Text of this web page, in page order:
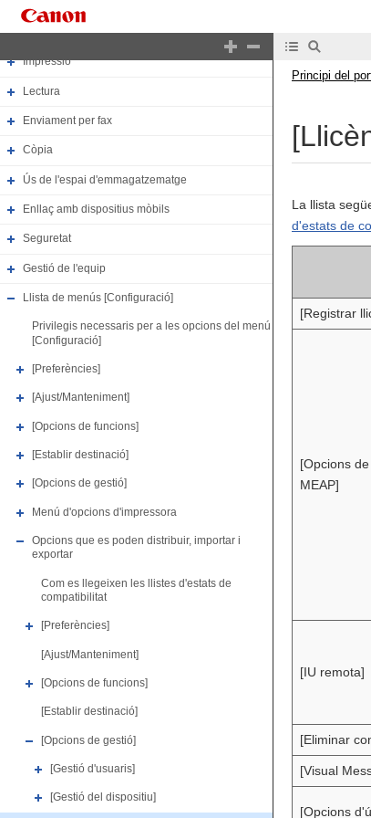
Funcions bàsiques
Impressió
Lectura
Enviament per fax
Còpia
Ús de l'espai d'emmagatzematge
Enllaç amb dispositius mòbils
Seguretat
Gestió de l'equip
Llista de menús [Configuració]
Privilegis necessaris per a les opcions del menú
[Configuració]
[Preferències]
[Ajust/Manteniment]
[Opcions de funcions]
[Establir destinació]
[Opcions de gestió]
Menú d'opcions d'impressora
Opcions que es poden distribuir, importar i
exportar
Com es llegeixen les llistes d'estats de
compatibilitat
[Preferències]
[Ajust/Manteniment]
[Opcions de funcions]
[Establir destinació]
[Opcions de gestió]
[Gestió d'usuaris]
[Gestió del dispositiu]
Principi del
La llista
d'estats de
[Registrar
[Opcions de
MEAP]
[IU remota]
[Eliminar
[Visual
[Opcions